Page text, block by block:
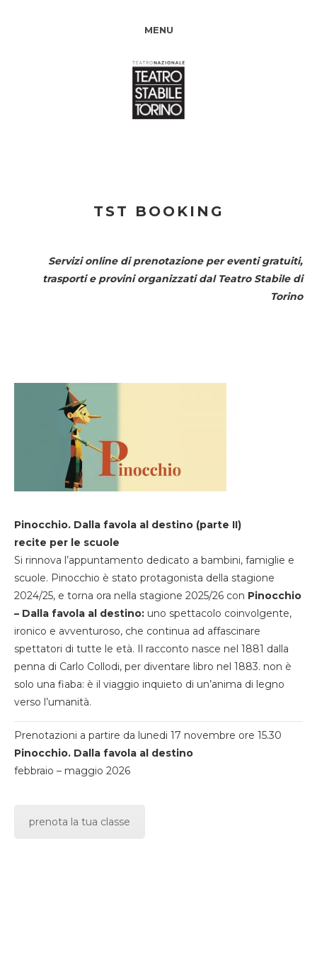
MENU
TST BOOKING
Servizi online di prenotazione per eventi gratuiti,
trasporti e provini organizzati dal Teatro Stabile di
Torino
Pinocchio. Dalla favola al destino (parte II)
recite per le scuole
Si rinnova l’appuntamento dedicato a bambini, famiglie e
scuole. Pinocchio è stato protagonista della stagione
2024/25, e torna ora nella stagione 2025/26 con Pinocchio
– Dalla favola al destino: uno spettacolo coinvolgente,
ironico e avventuroso, che continua ad affascinare
spettatori di tutte le età. Il racconto nasce nel 1881 dalla
penna di Carlo Collodi, per diventare libro nel 1883. non è
solo una fiaba: è il viaggio inquieto di un’anima di legno
verso l’umanità.
Prenotazioni a partire da lunedi 17 novembre ore 15.30
Pinocchio. Dalla favola al destino
febbraio – maggio 2026
prenota la tua classe